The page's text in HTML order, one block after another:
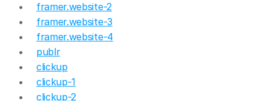
framer.website-2
framer.website-3
framer.website-4
publr
clickup
clickup-1
clickup-2